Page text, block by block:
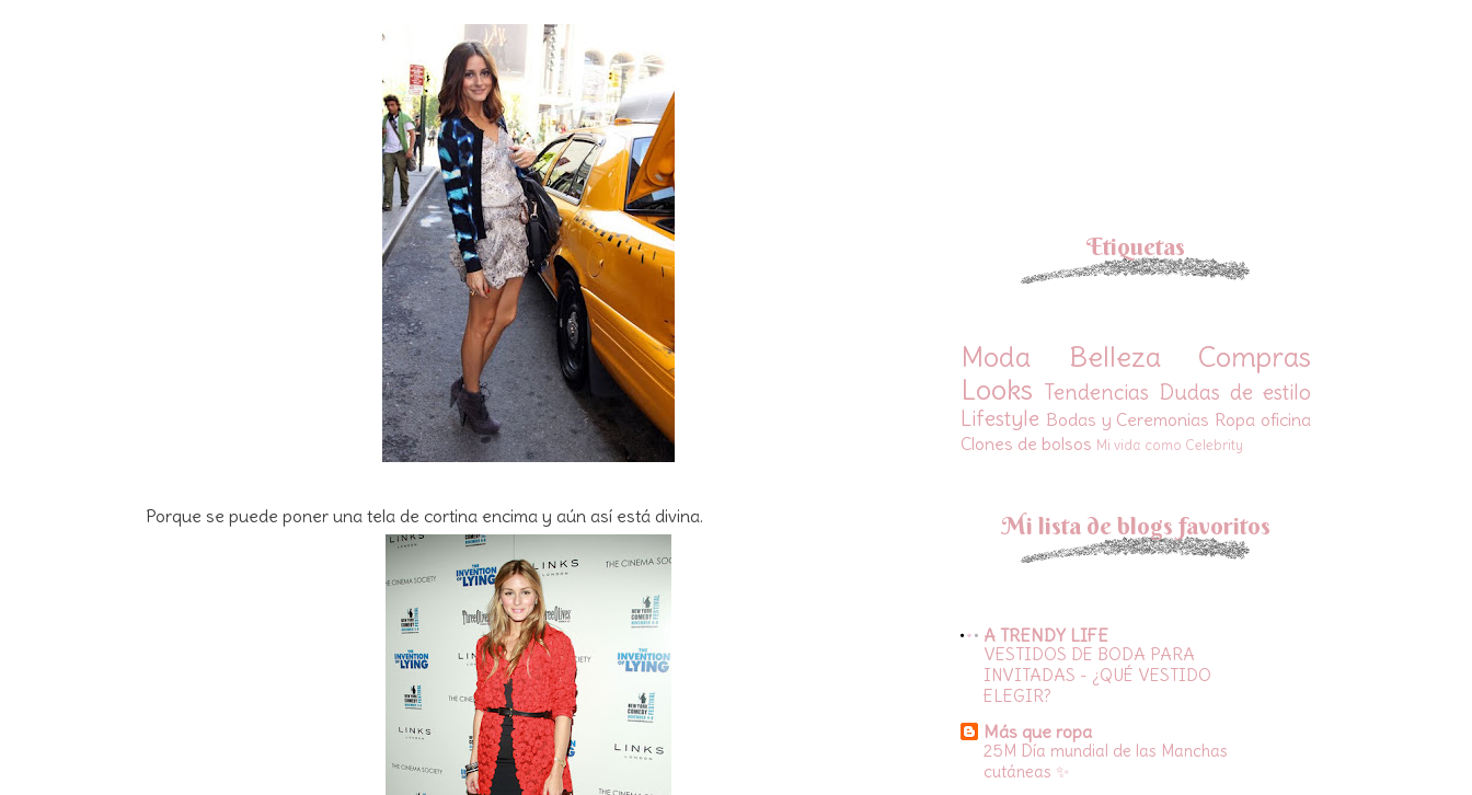
Porque se puede poner una tela de cortina encima y aún así está divina.
Etiquetas
Moda Belleza
Compras
Looks Tendencias Dudas de estilo
Lifestyle Bodas y Ceremonias Ropa oficina
Clones de bolsos Mi vida como Celebrity
Mi lista de blogs favoritos
A TRENDY LIFE
VESTIDOS DE BODA PARA
INVITADAS - ¿QUÉ VESTIDO
ELEGIR?
Más que ropa
25M Día mundial de las Manchas
cutáneas ✨